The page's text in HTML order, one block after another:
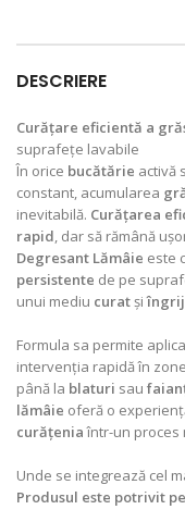
DESCRIERE
Curățare eficientă a
suprafețe lavabile
În orice bucătărie activă
constant, acumularea
inevitabilă. Curățarea
rapid, dar să rămână
Degresant Lămâie este
persistente de pe
unui mediu curatși
Formula sa permite
intervenția rapidă în
până la blaturi sau
lămâie oferă o
curățeniaîntr-un proces
Unde se integrează cel
Produsul este potrivit